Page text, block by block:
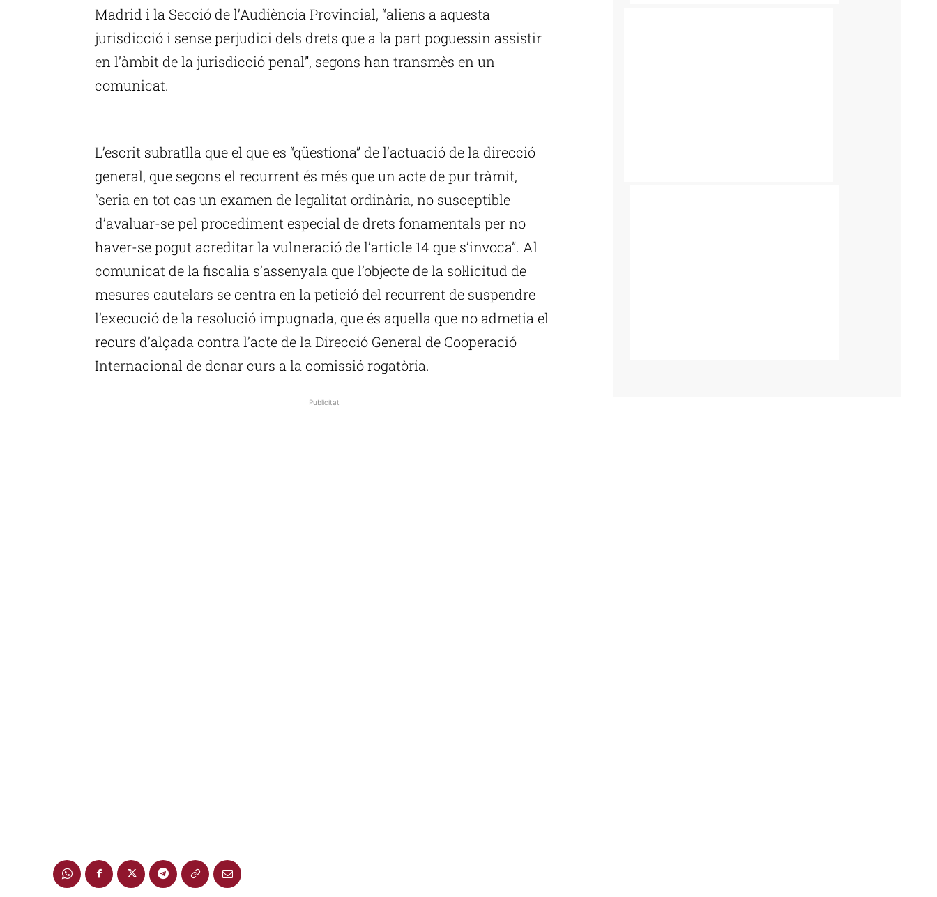
Madrid i la Secció de l’Audiència Provincial, “aliens a aquesta
jurisdicció i sense perjudici dels drets que a la part poguessin assistir
en l’àmbit de la jurisdicció penal”, segons han transmès en un
comunicat.
L’escrit subratlla que el que es “qüestiona” de l’actuació de la direcció
general, que segons el recurrent és més que un acte de pur tràmit,
“seria en tot cas un examen de legalitat ordinària, no susceptible
d’avaluar-se pel procediment especial de drets fonamentals per no
haver-se pogut acreditar la vulneració de l’article 14 que s’invoca”. Al
comunicat de la fiscalia s’assenyala que l’objecte de la sol·licitud de
mesures cautelars se centra en la petició del recurrent de suspendre
l’execució de la resolució impugnada, que és aquella que no admetia el
recurs d’alçada contra l’acte de la Direcció General de Cooperació
Internacional de donar curs a la comissió rogatòria.
Publicitat